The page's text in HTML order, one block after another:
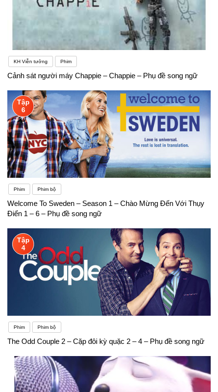
KH Viễn tưởng Phim
Cảnh sát người máy Chappie – Chappie – Phụ đề song ngữ
Tập
6
Phim Phim bộ
Welcome To Sweden – Season 1 – Chào Mừng Đến Với Thụy
Điển 1 – 6 – Phụ đề song ngữ
Tập
4
Phim Phim bộ
The Odd Couple 2 – Cặp đôi kỳ quặc 2 – 4 – Phụ đề song ngữ